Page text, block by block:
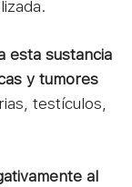
esta sustancia
y tumores
testículos,
al